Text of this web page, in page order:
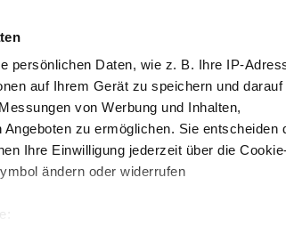
persönlichen Daten, wie z. B. Ihre IP-
auf Ihrem Gerät zu speichern und
von Werbung und Inhalten,
zu ermöglichen. Sie entscheiden
Ihre Einwilligung jederzeit über die
ändern oder widerrufen